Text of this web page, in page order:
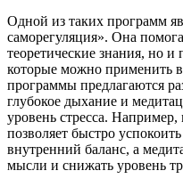
Одной из таких программ
саморегуляция». Она
теоретические знания, но
которые можно применить
программы предлагаются
глубокое дыхание и
уровень стресса.
позволяет быстро
внутренний баланс, а
мысли и снижать уровень